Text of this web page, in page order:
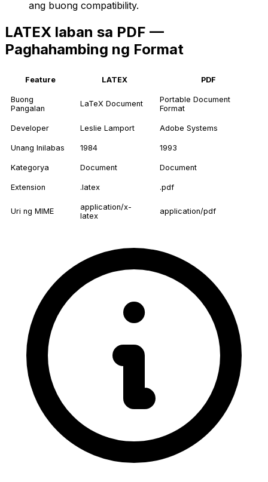
ang buong compatibility.
LATEX laban sa PDF —
Paghahambing ng Format
Feature LATEX PDF
Buong
Pangalan
LaTeX Document
Portable Document
Format
Developer Leslie Lamport Adobe Systems
Unang Inilabas 1984 1993
Kategorya Document Document
Extension .latex .pdf
Uri ng MIME
application/x-
latex
application/pdf